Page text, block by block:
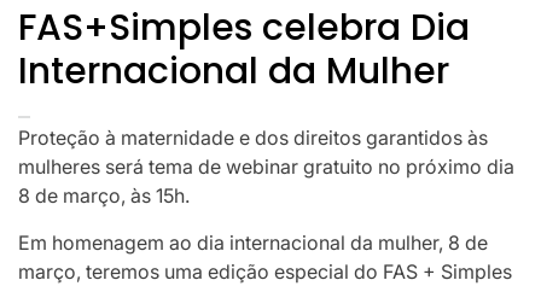
FAS+Simples celebra Dia
Internacional da Mulher
Proteção à maternidade e dos direitos garantidos às
mulheres será tema de webinar gratuito no próximo dia
8 de março, às 15h.
Em homenagem ao dia internacional da mulher, 8 de
março, teremos uma edição especial do FAS + Simples